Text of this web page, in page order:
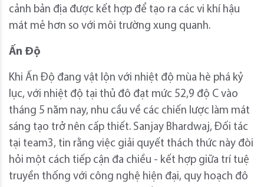
cảnh bản địa được kết hợp để tạo ra các vi khí hậu
mát mẻ hơn so với môi trường xung quanh.
Ấn Độ
Khi Ấn Độ đang vật lộn với nhiệt độ mùa hè phá kỷ
lục, với nhiệt độ tại thủ đô đạt mức 52,9 độ C vào
tháng 5 năm nay, nhu cầu về các chiến lược làm mát
sáng tạo trở nên cấp thiết. Sanjay Bhardwaj, Đối tác
tại team3, tin rằng việc giải quyết thách thức này đòi
hỏi một cách tiếp cận đa chiều - kết hợp giữa trí tuệ
truyền thống với công nghệ hiện đại, quy hoạch đô